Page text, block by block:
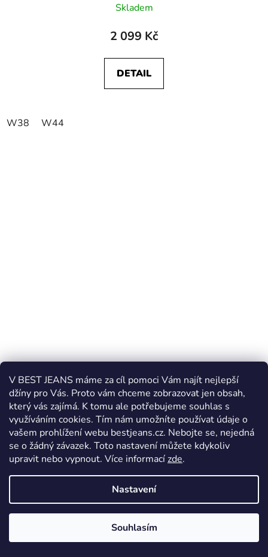
V BEST JEANS máme za cíl pomoci Vám najít nejlepší
džíny pro Vás. Proto vám chceme zobrazovat jen obsah,
který vás zajímá. K tomu ale potřebujeme souhlas s
využíváním cookies. Tím nám umožníte používat údaje o
vašem prohlížení webu bestjeans.cz. Nebojte se, nejedná
se o žádný závazek. Toto nastavení můžete kdykoliv
upravit nebo vypnout. Více informacízde.
Nastavení
Souhlasím
Skladem
2 099 Kč
DETAIL
W38 W44
Dámské rifle Cross Jeans Rose N 487-061
Skladem